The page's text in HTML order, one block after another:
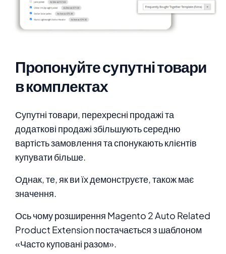
Пропонуйте супутні товари
в комплектах
Супутні товари, перехресні продажі та
додаткові продажі збільшують середню
вартість замовлення та спонукають клієнтів
купувати більше.
Однак, те, як ви їх демонструєте, також має
значення.
Ось чому розширення Magento 2 Auto Related
Product Extension постачається з шаблоном
«Часто куповані разом».